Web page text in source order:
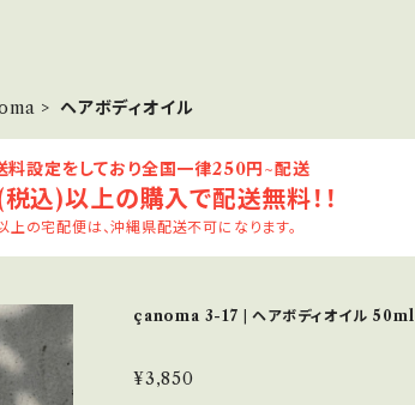
ヘアボディオイル
料設定をしており全国一律250円~配送
込)以上の購入で配送無料！！
上の宅配便は、沖縄県配送不可になります。
çanoma 3-17 | ヘアボディオイル 50ml
¥3,850